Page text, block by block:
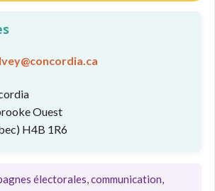
Ouest
H4B 1R6
électorales,communication,